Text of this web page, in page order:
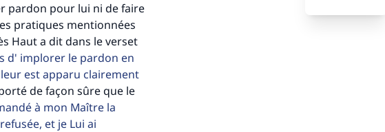
pardon pour lui ni de faire
pratiques mentionnées
Haut a dit dans le verset
d' implorer le pardon en
est apparu clairement
de façon sûre que le
à mon Maître la
et je Lui ai
dit:
récompense